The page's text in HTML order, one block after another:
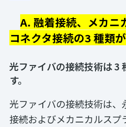
A. 融着接続、メカニ
コネクタ接続の3 種類が
光ファイバの接続技術は 3
す。
光ファイバの接続技術は、
接続およびメカニカルスプ